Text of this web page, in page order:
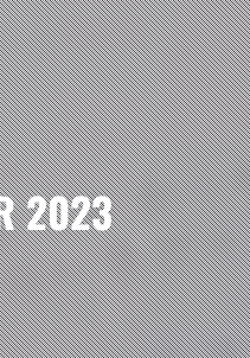
2023